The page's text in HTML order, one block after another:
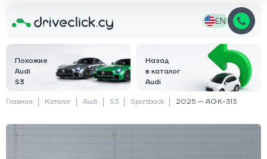
EN
Похожие
Audi
S3
Назад
в каталог
Audi
Главная Каталог Audi S3 Sportback 2025 — AGK-313